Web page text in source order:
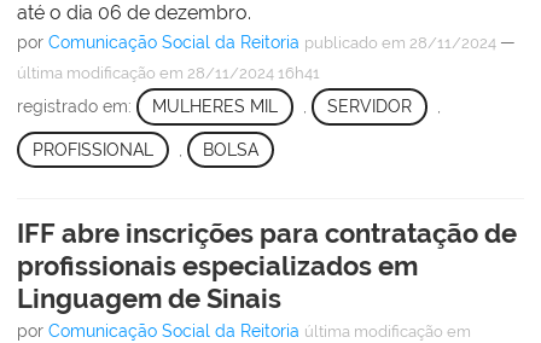
até o dia 06 de dezembro.
por Comunicação Social da Reitoria publicado em 28/11/2024 —
última modificação em 28/11/2024 16h41
registrado em: MULHERES MIL , SERVIDOR ,
PROFISSIONAL BOLSA
IFF abre inscrições para contratação de
profissionais especializados em
Linguagem de Sinais
por Comunicação Social da Reitoria última modificação em